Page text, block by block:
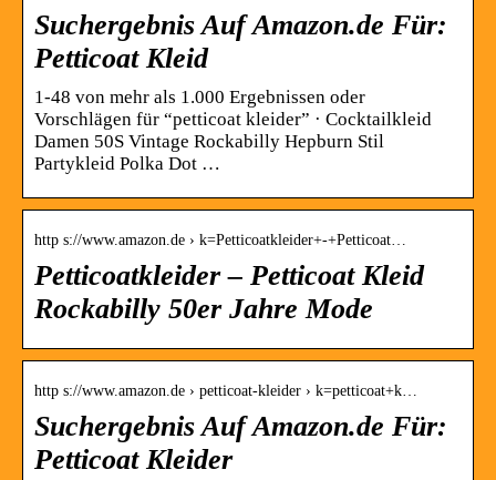
Suchergebnis Auf Amazon.de Für:
Petticoat Kleid
1-48 von mehr als 1.000 Ergebnissen oder
Vorschlägen für “petticoat kleider” · Cocktailkleid
Damen 50S Vintage Rockabilly Hepburn Stil
Partykleid Polka Dot …
http s://www.amazon.de › k=Petticoatkleider+-+Petticoat…
Petticoatkleider – Petticoat Kleid
Rockabilly 50er Jahre Mode
http s://www.amazon.de › petticoat-kleider › k=petticoat+k…
Suchergebnis Auf Amazon.de Für:
Petticoat Kleider